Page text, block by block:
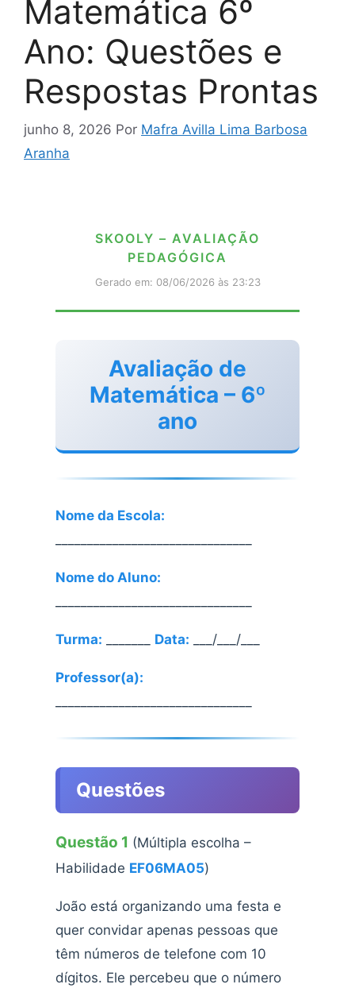
Matemática 6º
Ano: Questões e
Respostas Prontas
junho 8, 2026 Por Mafra Avilla Lima Barbosa
Aranha
SKOOLY – AVALIAÇÃO
PEDAGÓGICA
Gerado em: 08/06/2026 às 23:23
Avaliação de
Matemática – 6º
ano
Nome da Escola:
Nome do Aluno:
Turma: Data: ___/___/___
Professor(a):
Questões
Questão 1 (Múltipla escolha –
Habilidade EF06MA05)
João está organizando uma festa e
quer convidar apenas pessoas que
têm números de telefone com 10
dígitos. Ele percebeu que o número